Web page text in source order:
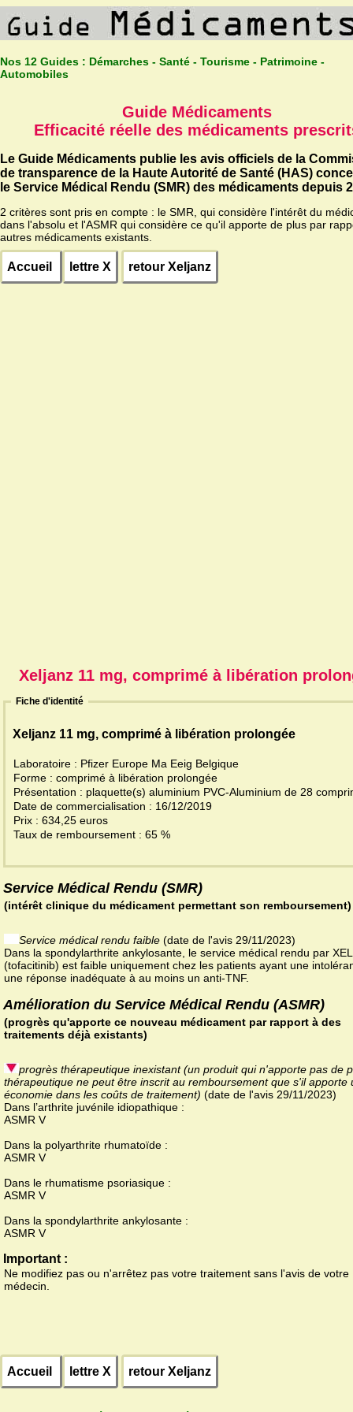
Nos 12 Guides : Démarches - Santé - Tourisme - Patrimoine -
Automobiles
Guide Médicaments
Efficacité réelle des médicaments
Le Guide Médicaments publie les avis officiels de la
de transparence de la Haute Autorité de Santé (HAS)
le Service Médical Rendu (SMR) des médicaments depuis
2 critères sont pris en compte : le SMR, qui considère l'intérêt du
dans l'absolu et l'ASMR qui considère ce qu'il apporte de plus par
autres médicaments existants.
Accueil lettre X retour Xeljanz
Xeljanz 11 mg, comprimé à libération
Fiche d'identité
Xeljanz 11 mg, comprimé à libération prolongée
Laboratoire : Pfizer Europe Ma Eeig Belgique
Forme : comprimé à libération prolongée
Présentation : plaquette(s) aluminium PVC-Aluminium de 28
Date de commercialisation : 16/12/2019
Prix : 634,25 euros
Taux de remboursement : 65 %
Service Médical Rendu (SMR)
(intérêt clinique du médicament permettant son remboursement)
Service médical rendu faible (date de l'avis 29/11/2023)
Dans la spondylarthrite ankylosante, le service médical rendu par
(tofacitinib) est faible uniquement chez les patients ayant une
une réponse inadéquate à au moins un anti-TNF.
Amélioration du Service Médical Rendu (ASMR)
(progrès qu'apporte ce nouveau médicament par rapport à des
traitements déjà existants)
progrès thérapeutique inexistant (un produit qui n'apporte pas de
thérapeutique ne peut être inscrit au remboursement que s'il apporte
économie dans les coûts de traitement) (date de l'avis 29/11/2023)
Dans l’arthrite juvénile idiopathique :
ASMR V
Dans la polyarthrite rhumatoïde :
ASMR V
Dans le rhumatisme psoriasique :
ASMR V
Dans la spondylarthrite ankylosante :
ASMR V
Important :
Ne modifiez pas ou n'arrêtez pas votre traitement sans l'avis de votre
médecin.
Accueil lettre X retour Xeljanz